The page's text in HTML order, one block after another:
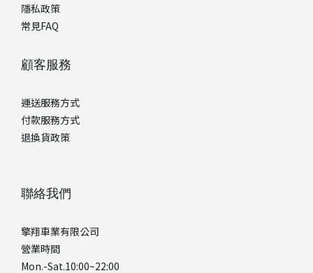
隱私政策
常見FAQ
顧客服務
運送服務方式
付款服務方式
退換貨政策
聯絡我們
擎翔車業有限公司
營業時間
Mon.-Sat.10:00~22:00